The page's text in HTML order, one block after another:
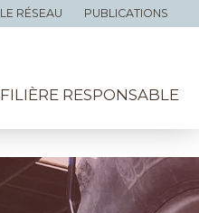
LE RÉSEAU PUBLICATIONS
FILIÈRE RESPONSABLE